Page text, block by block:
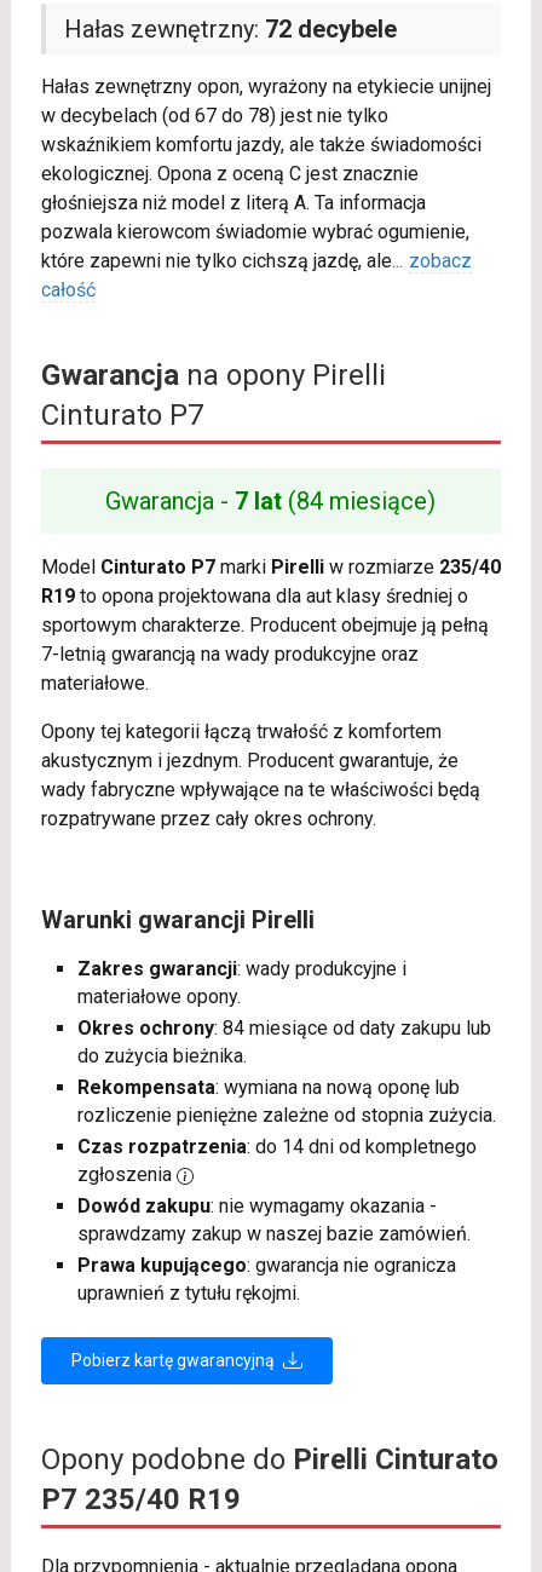
Hałas zewnętrzny: 72 decybele
Hałas zewnętrzny opon, wyrażony na etykiecie unijnej
w decybelach (od 67 do 78) jest nie tylko
wskaźnikiem komfortu jazdy, ale także świadomości
ekologicznej. Opona z oceną C jest znacznie
głośniejsza niż model z literą A. Ta informacja
pozwala kierowcom świadomie wybrać ogumienie,
które zapewni nie tylko cichszą jazdę, ale... zobacz
całość
Gwarancjana opony Pirelli
Cinturato P7
Gwarancja - 7 lat (84 miesiące)
Model Cinturato P7marki Pirelliw rozmiarze 235/40
R19to opona projektowana dla aut klasy średniej o
sportowym charakterze. Producent obejmuje ją pełną
7-letnią gwarancją na wady produkcyjne oraz
materiałowe.
Opony tej kategorii łączą trwałość z komfortem
akustycznym i jezdnym. Producent gwarantuje, że
wady fabryczne wpływające na te właściwości będą
rozpatrywane przez cały okres ochrony.
Warunki gwarancji Pirelli
Zakres gwarancji: wady produkcyjne i
materiałowe opony.
Okres ochrony: 84 miesiące od daty zakupu lub
do zużycia bieżnika.
Rekompensata: wymiana na nową oponę lub
rozliczenie pieniężne zależne od stopnia zużycia.
Czas rozpatrzenia: do 14 dni od kompletnego
zgłoszenia
Dowód zakupu: nie wymagamy okazania -
sprawdzamy zakup w naszej bazie zamówień.
Prawa kupującego: gwarancja nie ogranicza
uprawnień z tytułu rękojmi.
Pobierz kartę gwarancyjną
Opony podobne do Pirelli Cinturato
P7 235/40 R19
Dla przypomnienia - aktualnie przeglądana opona